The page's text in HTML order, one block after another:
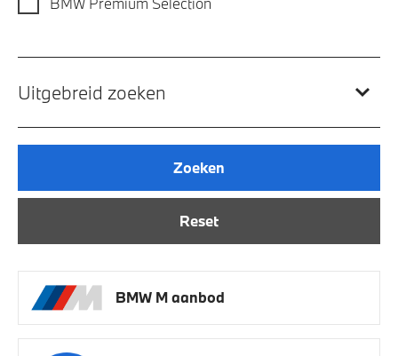
Uitgebreid zoeken
Reset
Zoeken
BMW M aanbod